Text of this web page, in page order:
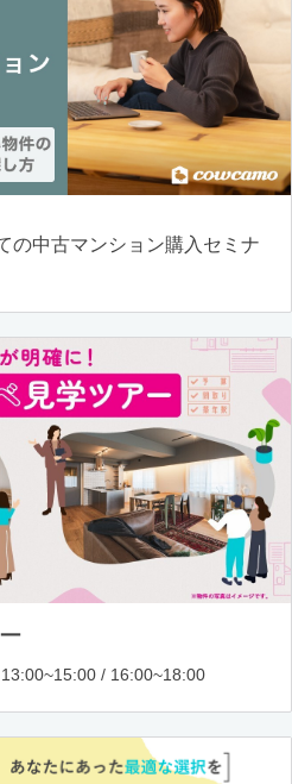
の中古マンション購入セミナ
/ 16:00~18:00